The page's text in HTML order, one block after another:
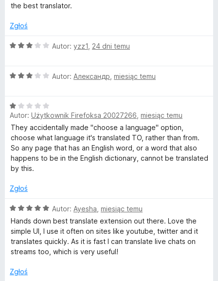
n
:
/
the best translator.
Zgłoś
O
n
3
/
5
Autor: yzz1 24 dni temu
O
n
a
3
/
5
Autor: Александр miesiąc temu
O
c
e
n
a
:
1
5
Autor: Użytkownik Firefoksa 20027266 miesiąc temu
They accidentally made "choose a language" option,
choose what language it's translated TO, rather than from.
So any page that has an English word, or a word that also
happens to be in the English dictionary, cannot be translated
by this.
Zgłoś
O
c
e
n
a
5
Autor: Ayesha miesiąc temu
Hands down best translate extension out there. Love the
simple UI, I use it often on sites like youtube, twitter and it
translates quickly. As it is fast I can translate live chats on
streams too, which is very useful!
Zgłoś